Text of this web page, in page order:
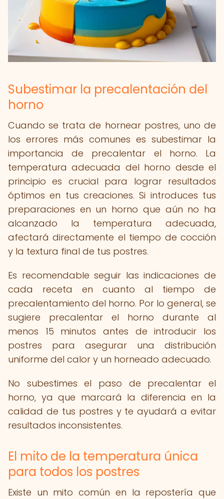
Subestimar la precalentación del
horno
Cuando se trata de hornear postres, uno de
los errores más comunes es subestimar la
importancia de precalentar el horno. La
temperatura adecuada del horno desde el
principio es crucial para lograr resultados
óptimos en tus creaciones. Si introduces tus
preparaciones en un horno que aún no ha
alcanzado la temperatura adecuada,
afectará directamente el tiempo de cocción
y la textura final de tus postres.
Es recomendable seguir las indicaciones de
cada receta en cuanto al tiempo de
precalentamiento del horno. Por lo general, se
sugiere precalentar el horno durante al
menos 15 minutos antes de introducir los
postres para asegurar una distribución
uniforme del calor y un horneado adecuado.
No subestimes el paso de precalentar el
horno, ya que marcará la diferencia en la
calidad de tus postres y te ayudará a evitar
resultados inconsistentes.
El mito de la temperatura única
para todos los postres
Existe un mito común en la repostería que